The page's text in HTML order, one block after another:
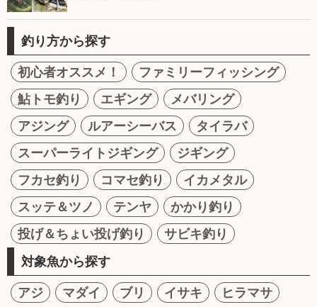
釣り方から探す
初心者オススメ！
ファミリーフィッシング
鮎トモ釣り
エギング
メバリング
アジング
ルアーシーバス
タイラバ
スーパーライトジギング
ジギング
フカセ釣り
コマセ釣り
イカメタル
スッテ＆ツノ
テンヤ
かかり釣り
投げ＆ちょい投げ釣り
サビキ釣り
対象魚から探す
アジ マダイ ブリ イサキ
ヒラマサ